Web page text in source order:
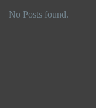
No Posts found.